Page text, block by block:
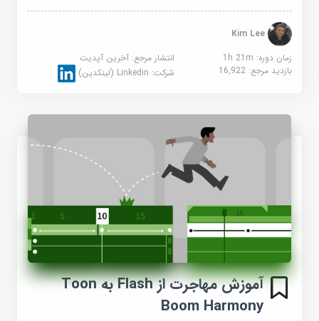
Kim Lee
زمان دوره: 1h 21m
انتشار مرجع:آخرین آپدیت
بازدید مرجع:16,922 شرکت:Linkedin (لینکدین)
آموزش مهاجرت از Flash به Toon
Boom Harmony